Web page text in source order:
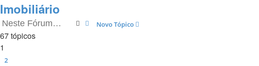
Imobiliário
Novo Tópico
Pesquisar
Pesquisa avançada
67 tópicos
1
2